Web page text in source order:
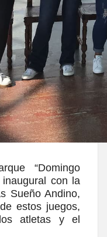
“Domingo
con la
Sueño Andino,
estos juegos,
atletas y el